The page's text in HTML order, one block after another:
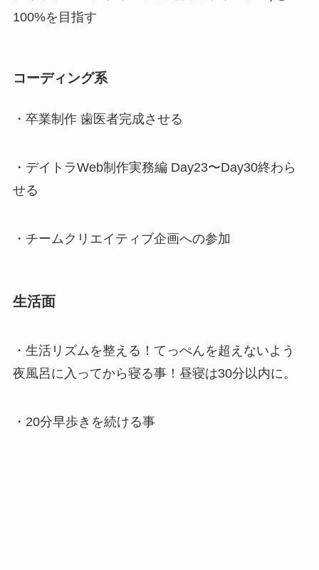
100%を目指す
コーディング系
・卒業制作 歯医者完成させる
・デイトラWeb制作実務編 Day23〜Day30終わら
せる
・チームクリエイティブ企画への参加
生活面
・生活リズムを整える！てっぺんを超えないよう
夜風呂に入ってから寝る事！昼寝は30分以内に。
・20分早歩きを続ける事